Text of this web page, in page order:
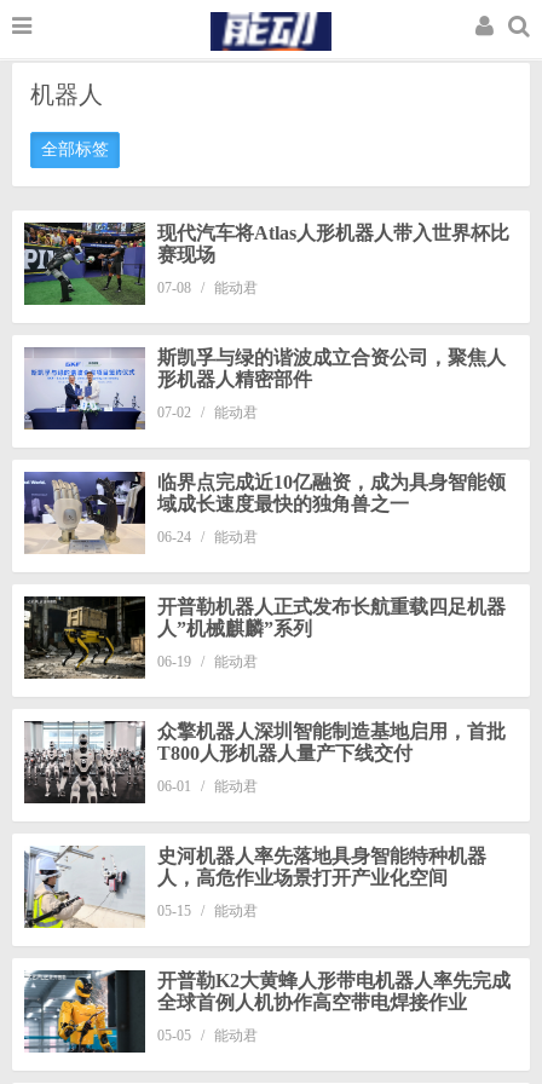
机器人
全部标签
现代汽车将Atlas人形机器人带入世界杯比
赛现场
07-08 / 能动君
斯凯孚与绿的谐波成立合资公司，聚焦人
形机器人精密部件
07-02 / 能动君
临界点完成近10亿融资，成为具身智能领
域成长速度最快的独角兽之一
06-24 / 能动君
开普勒机器人正式发布长航重载四足机器
人”机械麒麟”系列
06-19 / 能动君
众擎机器人深圳智能制造基地启用，首批
T800人形机器人量产下线交付
06-01 / 能动君
史河机器人率先落地具身智能特种机器
人，高危作业场景打开产业化空间
05-15 / 能动君
开普勒K2大黄蜂人形带电机器人率先完成
全球首例人机协作高空带电焊接作业
05-05 / 能动君